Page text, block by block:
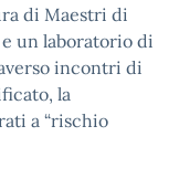
di Maestri di
un laboratorio di
incontri di
la
a “rischio